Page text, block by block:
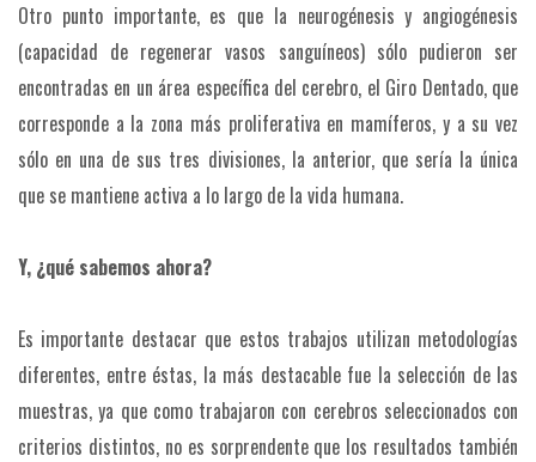
Otro punto importante, es que la neurogénesis y angiogénesis
(capacidad de regenerar vasos sanguíneos) sólo pudieron ser
encontradas en un área específica del cerebro, el Giro Dentado, que
corresponde a la zona más proliferativa en mamíferos, y a su vez
sólo en una de sus tres divisiones, la anterior, que sería la única
que se mantiene activa a lo largo de la vida humana.
Y, ¿qué sabemos ahora?
Es importante destacar que estos trabajos utilizan metodologías
diferentes, entre éstas, la más destacable fue la selección de las
muestras, ya que como trabajaron con cerebros seleccionados con
criterios distintos, no es sorprendente que los resultados también